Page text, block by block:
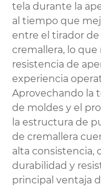
tela durante la
al tiempo que
entre el tirador de
cremallera, lo
resistencia de
experiencia
Aprovechando la
de moldes y el
la estructura de
de cremallera
alta consistencia,
durabilidad y
principal ventaja